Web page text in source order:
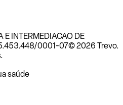
E INTERMEDIACAO DE
0001-07© 2026 Trevo.
saúde